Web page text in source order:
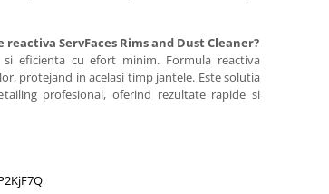
ServFaces Rims and Dust Cleaner?
eficienta cu efort minim. Formula reactiva
protejand in acelasi timp jantele. Este solutia
profesional, oferind rezultate rapide si